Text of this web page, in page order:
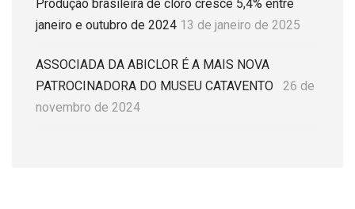
Produção brasileira de cloro cresce 5,4% entre
janeiro e outubro de 2024 13 de janeiro de 2025
ASSOCIADA DA ABICLOR É A MAIS NOVA
PATROCINADORA DO MUSEU CATAVENTO
26 de
novembro de 2024